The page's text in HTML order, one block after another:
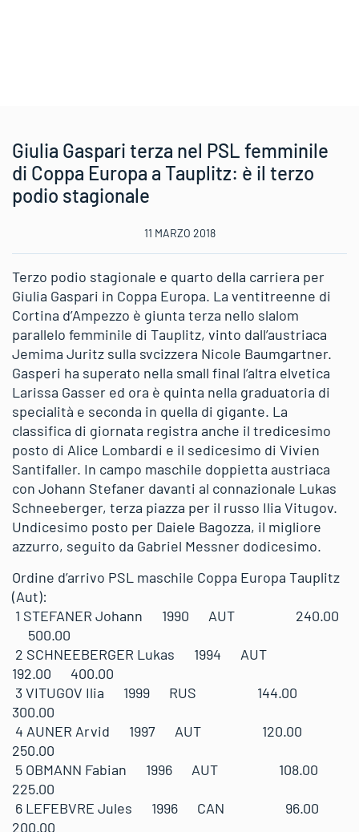
Giulia Gaspari terza nel PSL femminile
di Coppa Europa a Tauplitz: è il terzo
podio stagionale
11 MARZO 2018
Terzo podio stagionale e quarto della carriera per
Giulia Gaspari in Coppa Europa. La ventitreenne di
Cortina d’Ampezzo è giunta terza nello slalom
parallelo femminile di Tauplitz, vinto dall’austriaca
Jemima Juritz sulla svcizzera Nicole Baumgartner.
Gasperi ha superato nella small final l’altra elvetica
Larissa Gasser ed ora è quinta nella graduatoria di
specialità e seconda in quella di gigante. La
classifica di giornata registra anche il tredicesimo
posto di Alice Lombardi e il sedicesimo di Vivien
Santifaller. In campo maschile doppietta austriaca
con Johann Stefaner davanti al connazionale Lukas
Schneeberger, terza piazza per il russo Ilia Vitugov.
Undicesimo posto per Daiele Bagozza, il migliore
azzurro, seguito da Gabriel Messner dodicesimo.
Ordine d’arrivo PSL maschile Coppa Europa Tauplitz
(Aut):
1 STEFANER Johann 1990 AUT 240.00
500.00
2 SCHNEEBERGER Lukas 1994 AUT
192.00 400.00
3 VITUGOV Ilia 1999 RUS 144.00
300.00
4 AUNER Arvid 1997 AUT 120.00
250.00
5 OBMANN Fabian 1996 AUT 108.00
225.00
6 LEFEBVRE Jules 1996 CAN 96.00
200.00